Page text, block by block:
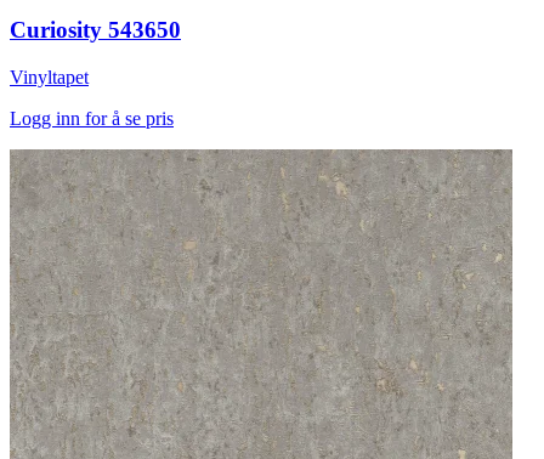
Curiosity 543650
Vinyltapet
Logg inn for å se pris